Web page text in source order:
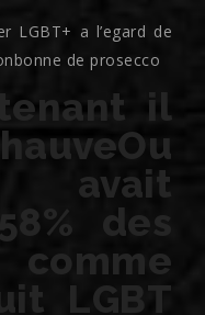
LGBT+ a l’egard de
de prosecco
il
avait
des
LGBT